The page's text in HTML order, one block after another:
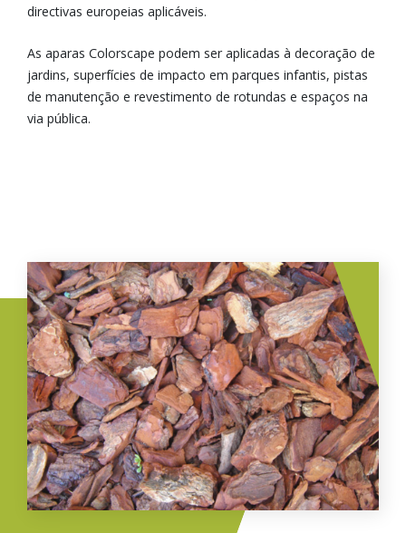
directivas europeias aplicáveis.
As aparas Colorscape podem ser aplicadas à decoração de
jardins, superfícies de impacto em parques infantis, pistas
de manutenção e revestimento de rotundas e espaços na
via pública.
Imagem